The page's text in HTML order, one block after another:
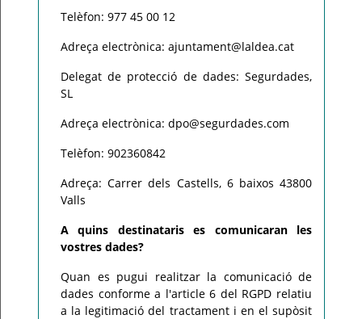
Telèfon: 977 45 00 12
Adreça electrònica: ajuntament@laldea.cat
Delegat de protecció de dades: Segurdades,
SL
Adreça electrònica: dpo@segurdades.com
Telèfon: 902360842
Adreça: Carrer dels Castells, 6 baixos 43800
Valls
A quins destinataris es comunicaran les
vostres dades?
Quan es pugui realitzar la comunicació de
dades conforme a l'article 6 del RGPD relatiu
a la legitimació del tractament i en el supòsit